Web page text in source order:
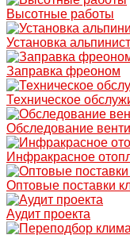
Высотные работы
Установка
Заправка фреоном
Техническое
Обследование
Инфракрасное
Оптовые поставки
Аудит проекта